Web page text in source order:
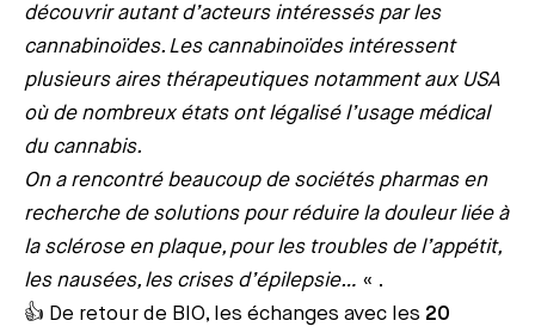
découvrir autant d’acteurs intéressés par les
cannabinoïdes. Les cannabinoïdes intéressent
plusieurs aires thérapeutiques notamment aux USA
où de nombreux états ont légalisé l’usage médical
du cannabis.
On a rencontré beaucoup de sociétés pharmas en
recherche de solutions pour réduire la douleur liée à
la sclérose en plaque, pour les troubles de l’appétit,
les nausées, les crises d’épilepsie… « .
👍 De retour de BIO, les échanges avec les 20